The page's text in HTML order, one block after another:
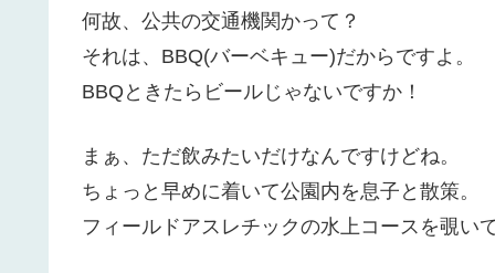
何故、公共の交通機関かって？
それは、BBQ(バーベキュー)だからですよ。
BBQときたらビールじゃないですか！
まぁ、ただ飲みたいだけなんですけどね。
ちょっと早めに着いて公園内を息子と散策。
フィールドアスレチックの水上コースを覗い